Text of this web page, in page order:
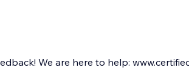
We are here to help: